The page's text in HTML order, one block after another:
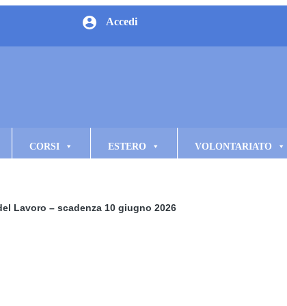
Accedi
CORSI ESTERO VOLONTARIATO
Lavoro – scadenza 10 giugno 2026